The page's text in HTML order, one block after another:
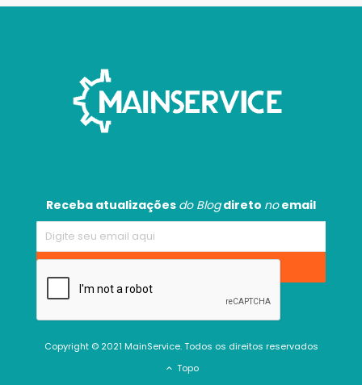
Receba atualizações do Blogdireto noemail
Copyright © 2021 MainService. Todos os direitos reservados
Topo